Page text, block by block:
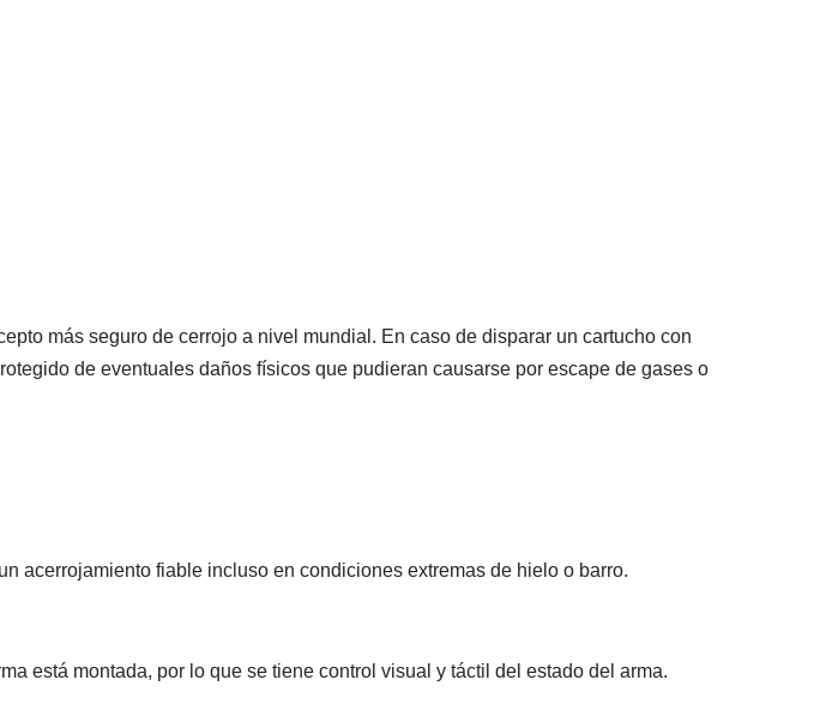
más seguro de cerrojo a nivel mundial. En caso de disparar un cartucho con
de eventuales daños físicos que pudieran causarse por escape de gases o
acerrojamiento fiable incluso en condiciones extremas de hielo o barro.
está montada, por lo que se tiene control visual y táctil del estado del arma.